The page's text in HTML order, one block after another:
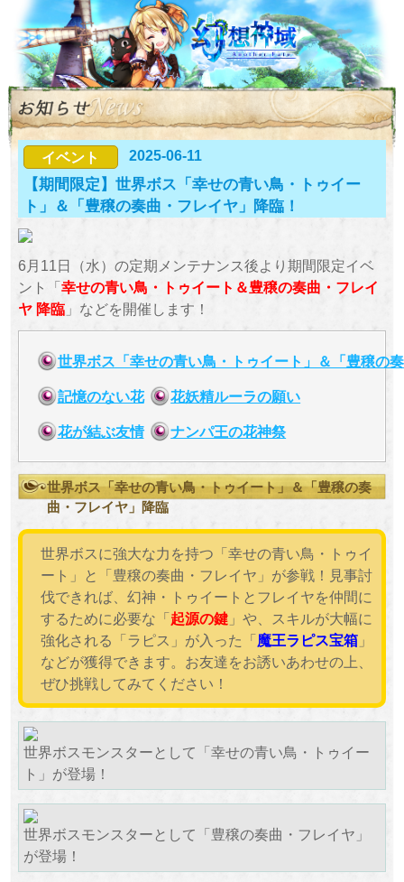
イベント 2025-06-11
【期間限定】世界ボス「幸せの青い鳥・トゥイー
ト」＆「豊穣の奏曲・フレイヤ」降臨！
6月11日（水）の定期メンテナンス後より期間限定イベ
ント「幸せの青い鳥・トゥイート＆豊穣の奏曲・フレイ
ヤ 降臨」などを開催します！
世界ボス「幸せの青い鳥・トゥイート」＆「豊穣の
記憶のない花 花妖精ルーラの願い
花が結ぶ友情 ナンパ王の花神祭
世界ボス「幸せの青い鳥・トゥイート」＆「豊穣の奏
曲・フレイヤ」降臨
世界ボスに強大な力を持つ「幸せの青い鳥・トゥイ
ート」と「豊穣の奏曲・フレイヤ」が参戦！見事討
伐できれば、幻神・トゥイートとフレイヤを仲間に
するために必要な「 起源の鍵」や、スキルが大幅に
強化される「ラピス」が入った「 魔王ラピス宝箱」
などが獲得できます。お友達をお誘いあわせの上、
ぜひ挑戦してみてください！
世界ボスモンスターとして「幸せの青い鳥・トゥイー
ト」が登場！
世界ボスモンスターとして「豊穣の奏曲・フレイヤ」
が登場！